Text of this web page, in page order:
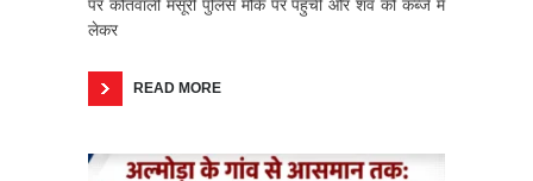
पर कोतवाली मसूरी पुलिस मौके पर पहुंची और शव को कब्जे में
लेकर
READ MORE